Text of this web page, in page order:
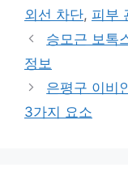
외선 차단, 피부
승모근 보톡
정보
은평구 이비
3가지 요소